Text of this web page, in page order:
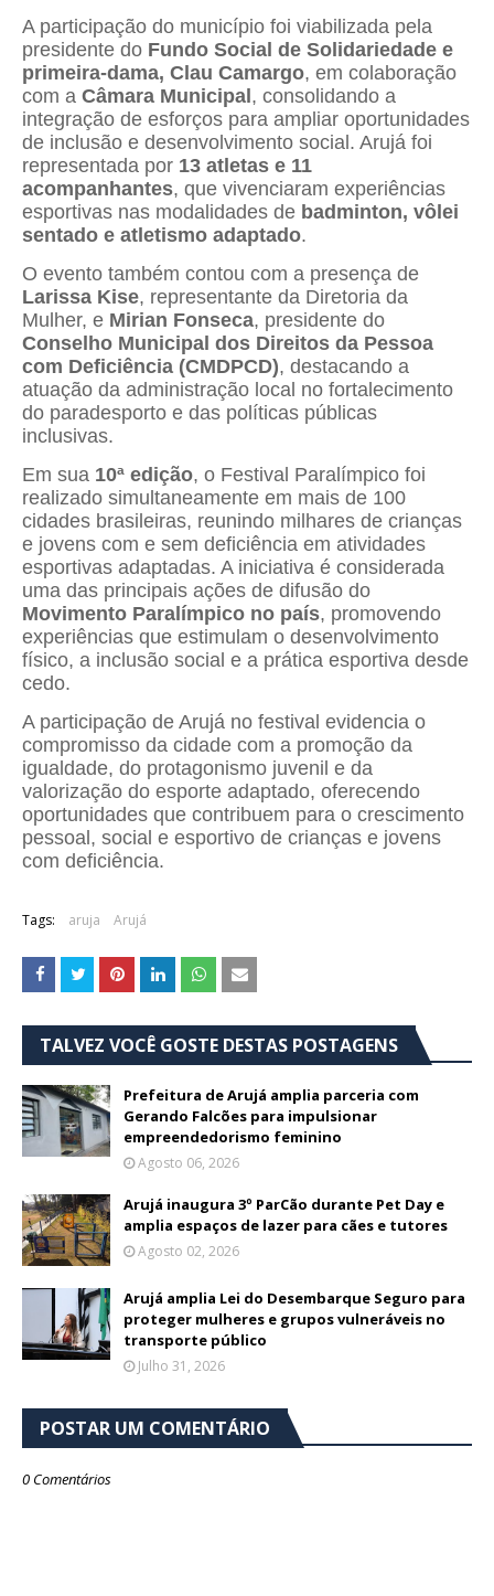
A participação do município foi viabilizada pela
presidente do Fundo Social de Solidariedade e
primeira-dama, Clau Camargo, em colaboração
com a Câmara Municipal, consolidando a
integração de esforços para ampliar oportunidades
de inclusão e desenvolvimento social. Arujá foi
representada por 13 atletas e 11
acompanhantes, que vivenciaram experiências
esportivas nas modalidades de badminton, vôlei
sentado e atletismo adaptado.
O evento também contou com a presença de
Larissa Kise, representante da Diretoria da
Mulher, e Mirian Fonseca, presidente do
Conselho Municipal dos Direitos da Pessoa
com Deficiência (CMDPCD), destacando a
atuação da administração local no fortalecimento
do paradesporto e das políticas públicas
inclusivas.
Em sua 10ª edição, o Festival Paralímpico foi
realizado simultaneamente em mais de 100
cidades brasileiras, reunindo milhares de crianças
e jovens com e sem deficiência em atividades
esportivas adaptadas. A iniciativa é considerada
uma das principais ações de difusão do
Movimento Paralímpico no país, promovendo
experiências que estimulam o desenvolvimento
físico, a inclusão social e a prática esportiva desde
cedo.
A participação de Arujá no festival evidencia o
compromisso da cidade com a promoção da
igualdade, do protagonismo juvenil e da
valorização do esporte adaptado, oferecendo
oportunidades que contribuem para o crescimento
pessoal, social e esportivo de crianças e jovens
com deficiência.
Tags: aruja Arujá
TALVEZ VOCÊ GOSTE DESTAS POSTAGENS
Prefeitura de Arujá amplia parceria com
Gerando Falcões para impulsionar
empreendedorismo feminino
Agosto 06, 2026
Arujá inaugura 3º ParCão durante Pet Day e
amplia espaços de lazer para cães e tutores
Agosto 02, 2026
Arujá amplia Lei do Desembarque Seguro para
proteger mulheres e grupos vulneráveis no
transporte público
Julho 31, 2026
POSTAR UM COMENTÁRIO
0 Comentários